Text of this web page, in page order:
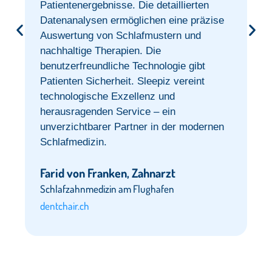
Patientenergebnisse. Die detaillierten
Datenanalysen ermöglichen eine präzise
Auswertung von Schlafmustern und
nachhaltige Therapien. Die
benutzerfreundliche Technologie gibt
Patienten Sicherheit. Sleepiz vereint
technologische Exzellenz und
herausragenden Service – ein
unverzichtbarer Partner in der modernen
Schlafmedizin.
Farid von Franken, Zahnarzt
Schlafzahnmedizin am Flughafen
dentchair.ch